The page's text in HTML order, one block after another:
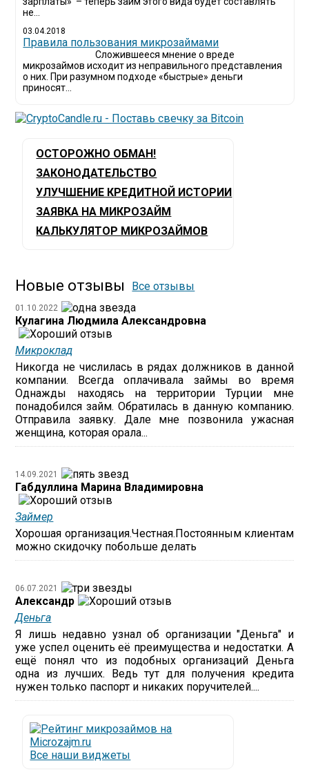
не...
03.04.2018
​Правила пользования микрозаймами
Сложившееся мнение о вреде
микрозаймов исходит из неправильного представления
о них. При разумном подходе «быстрые» деньги
приносят...
ОСТОРОЖНО ОБМАН!
ЗАКОНОДАТЕЛЬСТВО
УЛУЧШЕНИЕ КРЕДИТНОЙ ИСТОРИИ
ЗАЯВКА НА МИКРОЗАЙМ
КАЛЬКУЛЯТОР МИКРОЗАЙМОВ
Новые отзывы Все отзывы
01.10.2022
Кулагина Людмила Александровна
Микроклад
Никогда не числилась в рядах должников в данной
компании. Всегда оплачивала займы во время
Однажды находясь на территории Турции мне
понадобился займ. Обратилась в данную компанию.
Отправила заявку. Дале мне позвонила ужасная
женщина, которая орала...
14.09.2021
Габдуллина Марина Владимировна
Займер
Хорошая организация.Честная.Постоянным клиентам
можно скидочку побольше делать
06.07.2021
Александр
Деньга
Я лишь недавно узнал об организации "Деньга" и
уже успел оценить её преимущества и недостатки. А
ещё понял что из подобных организаций Деньга
одна из лучших. Ведь тут для получения кредита
нужен только паспорт и никаких поручителей....
Все наши виджеты